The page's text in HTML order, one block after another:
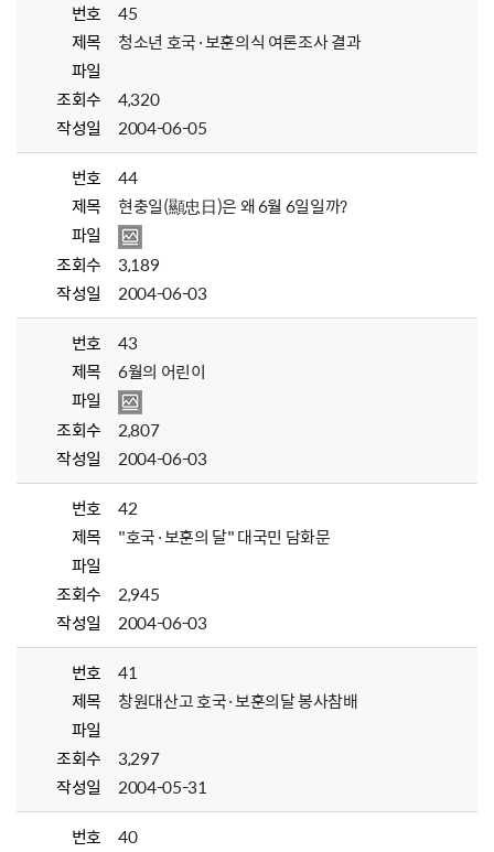
번호
45
제목
청소년 호국·보훈의식 여론조사 결과
파일
조회수
4,320
작성일
2004-06-05
번호
44
제목
현충일(顯忠日)은 왜 6월 6일일까?
파일
조회수
3,189
작성일
2004-06-03
번호
43
제목
6월의 어린이
파일
조회수
2,807
작성일
2004-06-03
번호
42
제목
"호국·보훈의 달" 대국민 담화문
파일
조회수
2,945
작성일
2004-06-03
번호
41
제목
창원대산고 호국·보훈의달 봉사참배
파일
조회수
3,297
작성일
2004-05-31
번호
40